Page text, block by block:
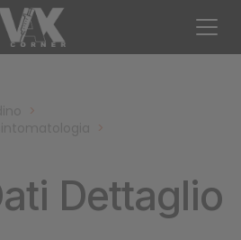
>
>
Dettaglio